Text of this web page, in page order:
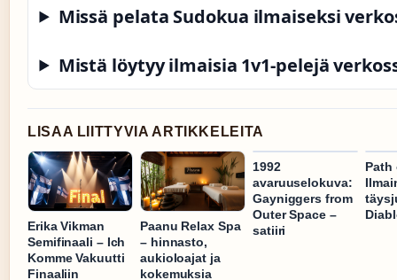
Missä pelata Sudokua ilmaiseksi
Mistä löytyy ilmaisia 1v1-pelejä
LISAA LIITTYVIA ARTIKKELEITA
Erika Vikman
Semifinaali – Ich
Komme Vakuutti
Finaaliin
Paanu Relax Spa
– hinnasto,
aukioloajat ja
kokemuksia
1992
avaruuselokuva:
Gayniggers from
Outer Space –
satiiri
Path